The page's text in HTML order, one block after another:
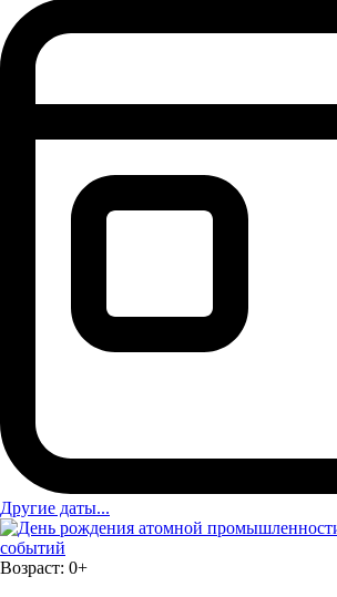
Другие даты...
Возраст: 0+